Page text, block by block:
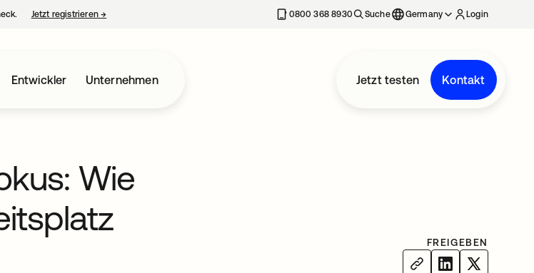
Jetzt registrieren→ 0800 368 8930 Suche Germany Login
Entwickler Unternehmen Jetzt testen Kontakt
Wie
FREIGEBEN